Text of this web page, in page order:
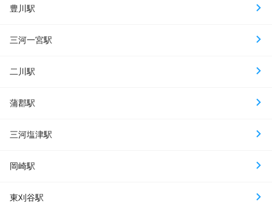
豊川駅
三河一宮駅
二川駅
蒲郡駅
三河塩津駅
岡崎駅
東刈谷駅